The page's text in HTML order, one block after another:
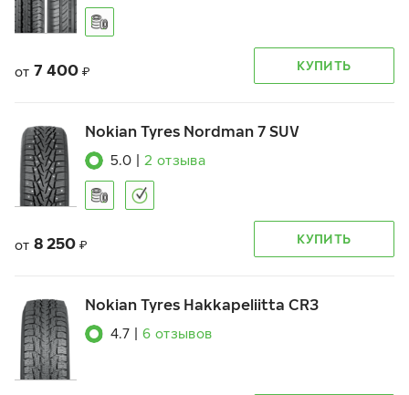
от 7 400 ₽ КУПИТЬ
Nokian Tyres Nordman 7 SUV
5.0 2 отзыва
от 8 250 ₽ КУПИТЬ
Nokian Tyres Hakkapeliitta CR3
4.7 6 отзывов